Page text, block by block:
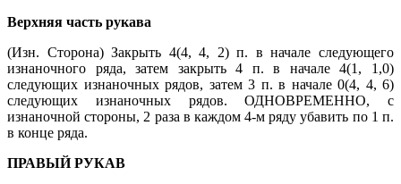
Верхняя часть рукава
(Изн. Сторона) Закрыть 4(4, 4, 2) п. в начале следующего
изнаночного ряда, затем закрыть 4 п. в начале 4(1, 1,0)
следующих изнаночных рядов, затем 3 п. в начале 0(4, 4, 6)
следующих изнаночных рядов. ОДНОВРЕМЕННО, с
изнаночной стороны, 2 раза в каждом 4-м ряду убавить по 1 п.
в конце ряда.
ПРАВЫЙ РУКАВ